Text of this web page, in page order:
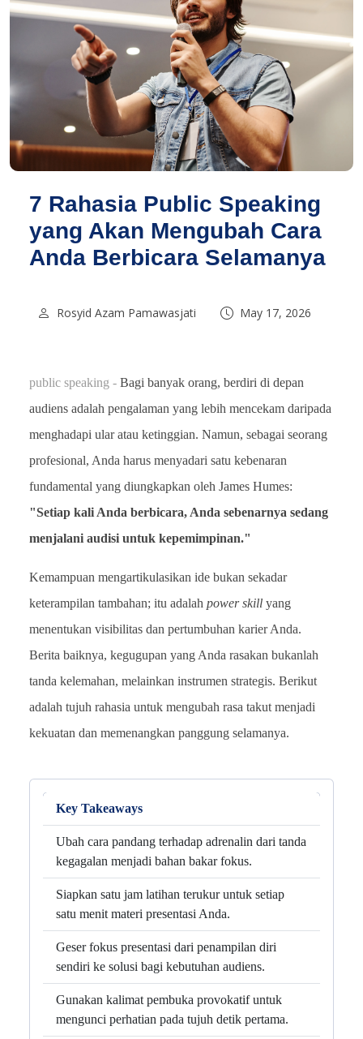
7 Rahasia Public Speaking
yang Akan Mengubah Cara
Anda Berbicara Selamanya
Rosyid Azam Pamawasjati May 17, 2026
public speaking - Bagi banyak orang, berdiri di depan
audiens adalah pengalaman yang lebih mencekam daripada
menghadapi ular atau ketinggian. Namun, sebagai seorang
profesional, Anda harus menyadari satu kebenaran
fundamental yang diungkapkan oleh James Humes:
"Setiap kali Anda berbicara, Anda sebenarnya sedang
menjalani audisi untuk kepemimpinan."
Kemampuan mengartikulasikan ide bukan sekadar
keterampilan tambahan; itu adalah power skill yang
menentukan visibilitas dan pertumbuhan karier Anda.
Berita baiknya, kegugupan yang Anda rasakan bukanlah
tanda kelemahan, melainkan instrumen strategis. Berikut
adalah tujuh rahasia untuk mengubah rasa takut menjadi
kekuatan dan memenangkan panggung selamanya.
Key Takeaways
Ubah cara pandang terhadap adrenalin dari tanda
kegagalan menjadi bahan bakar fokus.
Siapkan satu jam latihan terukur untuk setiap
satu menit materi presentasi Anda.
Geser fokus presentasi dari penampilan diri
sendiri ke solusi bagi kebutuhan audiens.
Gunakan kalimat pembuka provokatif untuk
mengunci perhatian pada tujuh detik pertama.